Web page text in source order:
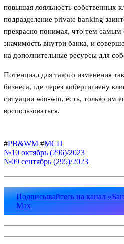
повышая лояльность собственных
подразделение private banking
прекрасно понимая, что тем
значимость внутри банка, и
на дополнительные ресурсы для
Потенциал для такого изменения
бизнеса, где через кибергигиену
ситуации win-win, есть, только им
воспользоваться.
#PB&WM #МСП
№10 октябрь (296)/2023
№09 сентябрь (295)/2023
Подписывайтесь на канал
Max